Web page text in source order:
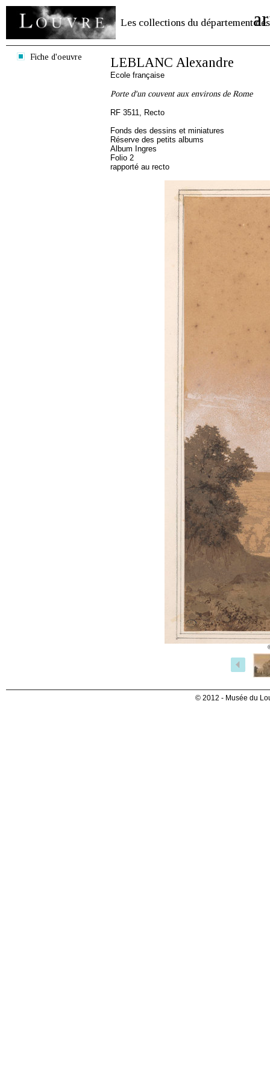
Les collections du département des
Fiche d'oeuvre LEBLANC Alexandre
Ecole française
Porte d'un couvent aux environs de Rome
RF 3511, Recto
Fonds des dessins et miniatures
Réserve des petits albums
Album Ingres
Folio 2
rapporté au recto
© 2012 - Musée du